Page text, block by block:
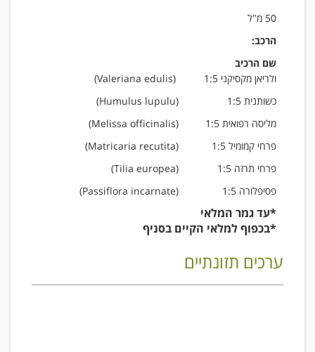
50 מ"ל
הרכב:
שם הרכיב
ולריאן מקסיקני 1:5
Valeriana edulis)
)
כשותנית 1:5
(
(Humulus lupulu
מליסה רפואית 1:5
Melissa officinalis)
)
פרחי קמומיל 1:5
Matricaria recutita)
)
פרחי תרזה 1:5
Tilia europea)
)
פסיפלורה 1:5
Passiflora incarnate)
)
*עד גמר המלאי
*בכפוף למלאי הקיים בסניף
ערכים תזונתיים